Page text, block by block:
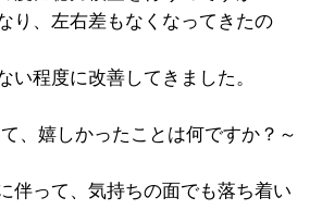
り、左右差もなくなってきたの
い程度に改善してきました。
、嬉しかったことは何ですか？～
伴って、気持ちの面でも落ち着い